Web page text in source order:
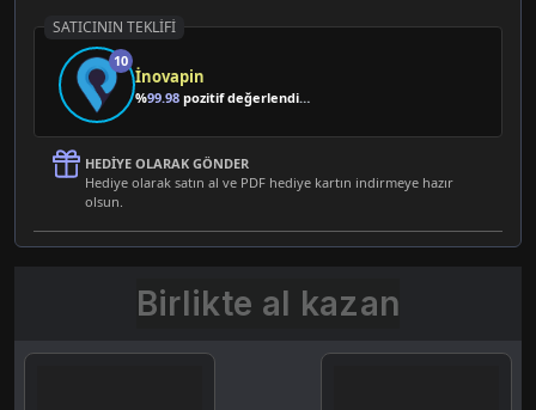
SATICININ TEKLIFI
10
İnovapin
%99.98 pozitif değerlendirme
HEDIYE OLARAK GÖNDER
Hediye olarak satın al ve PDF hediye kartın indirmeye hazır
olsun.
Birlikte al kazan